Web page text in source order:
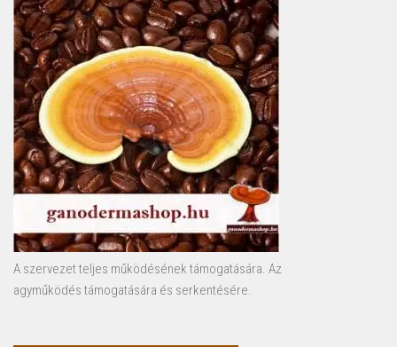
A szervezet teljes működésének támogatására. Az
agyműködés támogatására és serkentésére.